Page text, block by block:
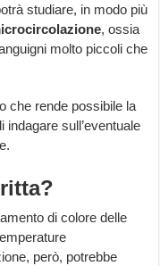
studiare, in modo più
, ossia
molto piccoli che
che rende possibile la
sull’eventuale
di colore delle
però, potrebbe